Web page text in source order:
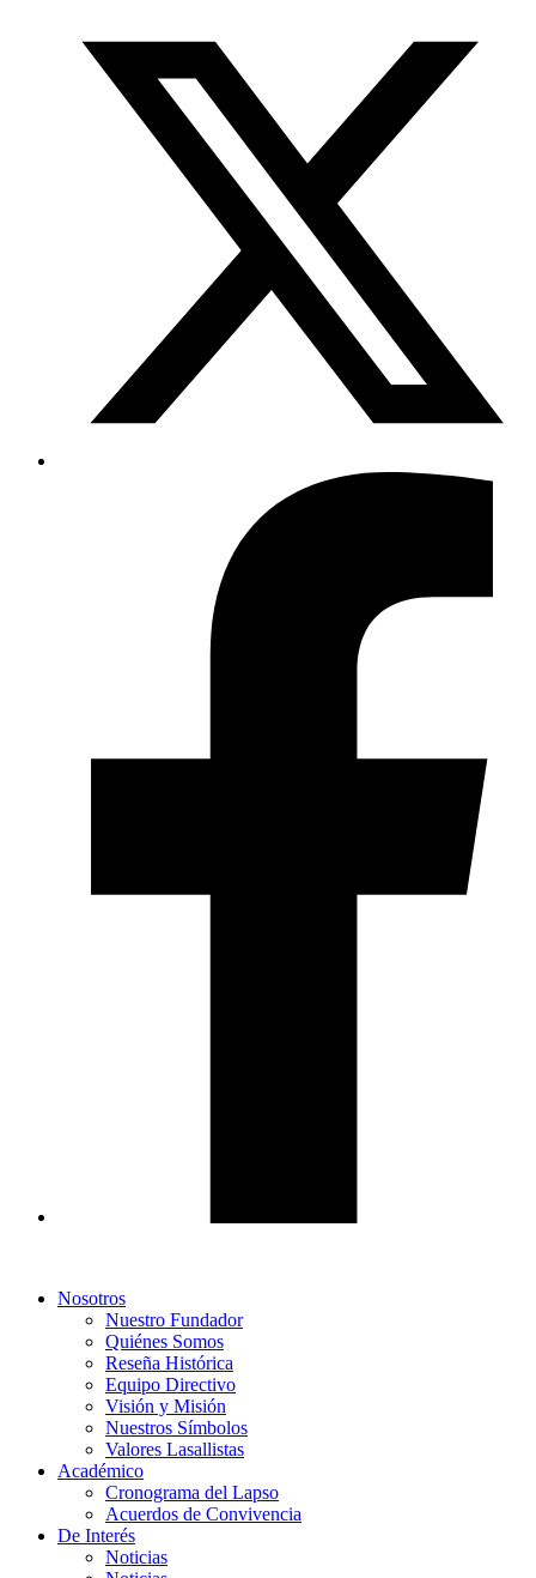
Nosotros
Nuestro Fundador
Quiénes Somos
Reseña Histórica
Equipo Directivo
Visión y Misión
Nuestros Símbolos
Valores Lasallistas
Académico
Cronograma del Lapso
Acuerdos de Convivencia
De Interés
Noticias